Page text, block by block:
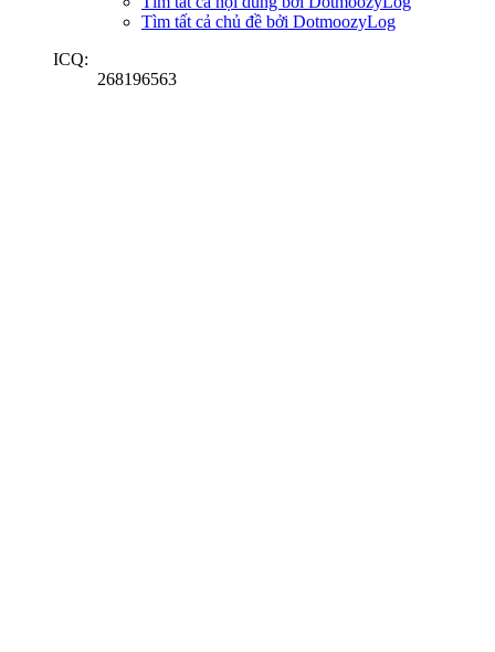
Tìm tất cả chủ đề bởi DotmoozyLog
ICQ:
268196563